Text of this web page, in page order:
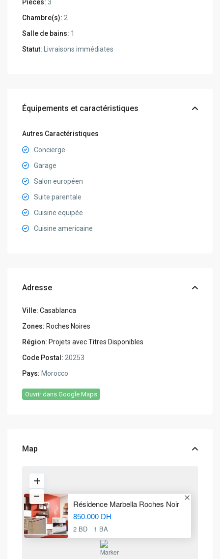
Pièces: 3
Chambre(s): 2
Salle de bains: 1
Statut: Livraisons immédiates
Équipements et caractéristiques
Autres Caractéristiques
Concierge
Garage
Salon européen
Suite parentale
Cuisine equipée
Cuisine americaine
Adresse
Ville: Casablanca
Zones: Roches Noires
Région: Projets avec Titres Disponibles
Code Postal: 20253
Pays: Morocco
Ouvrir dans Google Maps
Map
Résidence Marbella Roches Noir
850.000 DH
2 BD 1 BA